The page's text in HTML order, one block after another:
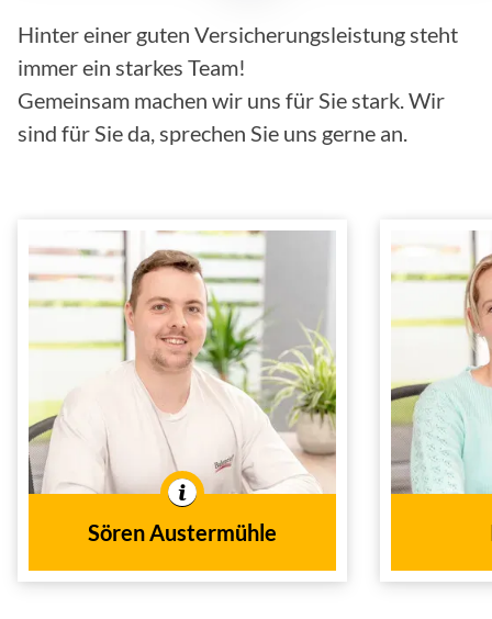
Hinter einer guten Versicherungsleistung steht
immer ein starkes Team!
Gemeinsam machen wir uns für Sie stark. Wir
sind für Sie da, sprechen Sie uns gerne an.
Sören Austermühle
Sören Austermühle
Kaufmann für
Versicherungen und
Finanzen
Tätig im
Innen- und
Außendienst
In der Branche tätig seit
In der